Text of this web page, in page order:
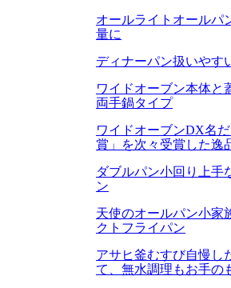
オールライト オールパ
量に
ディナーパン扱いやす
ワイドオーブン本体と
両手鍋タイプ
ワイドオーブンDX名
賞」を次々受賞した逸
ダブルパン小回り上手
ン
天使のオールパン小家
クトフライパン
アサヒ釜むすび自慢し
て、無水調理もお手の